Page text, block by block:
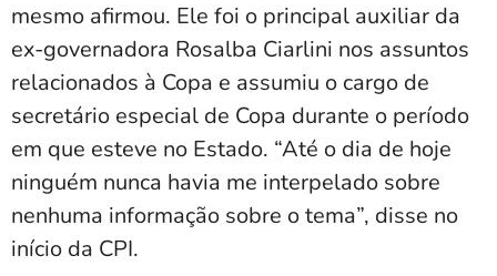
mesmo afirmou. Ele foi o principal auxiliar da
ex-governadora Rosalba Ciarlini nos assuntos
relacionados à Copa e assumiu o cargo de
secretário especial de Copa durante o período
em que esteve no Estado. “Até o dia de hoje
ninguém nunca havia me interpelado sobre
nenhuma informação sobre o tema”, disse no
início da CPI.